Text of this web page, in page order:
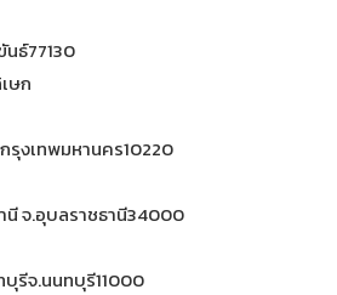
ธ์77130
ษก
รุงเทพมหานคร10220
นี จ.อุบลราชธานี34000
รีจ.นนทบุรี11000